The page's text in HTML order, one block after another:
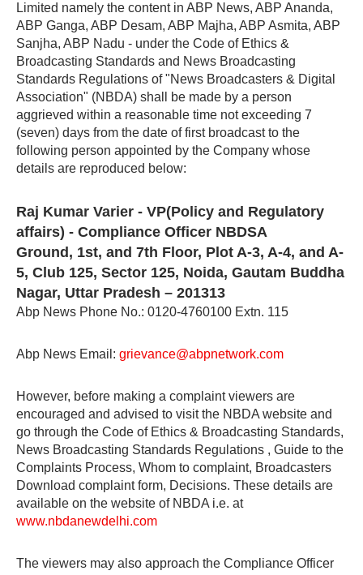
Limited namely the content in ABP News, ABP Ananda,
ABP Ganga, ABP Desam, ABP Majha, ABP Asmita, ABP
Sanjha, ABP Nadu - under the Code of Ethics &
Broadcasting Standards and News Broadcasting
Standards Regulations of "News Broadcasters & Digital
Association" (NBDA) shall be made by a person
aggrieved within a reasonable time not exceeding 7
(seven) days from the date of first broadcast to the
following person appointed by the Company whose
details are reproduced below:
Raj Kumar Varier - VP(Policy and Regulatory
affairs) - Compliance Officer NBDSA
Ground, 1st, and 7th Floor, Plot A-3, A-4, and A-
5, Club 125, Sector 125, Noida, Gautam Buddha
Nagar, Uttar Pradesh – 201313
Abp News Phone No.: 0120-4760100 Extn. 115
Abp News Email: grievance@abpnetwork.com
However, before making a complaint viewers are
encouraged and advised to visit the NBDA website and
go through the Code of Ethics & Broadcasting Standards,
News Broadcasting Standards Regulations , Guide to the
Complaints Process, Whom to complaint, Broadcasters
Download complaint form, Decisions. These details are
available on the website of NBDA i.e. at
www.nbdanewdelhi.com
The viewers may also approach the Compliance Officer